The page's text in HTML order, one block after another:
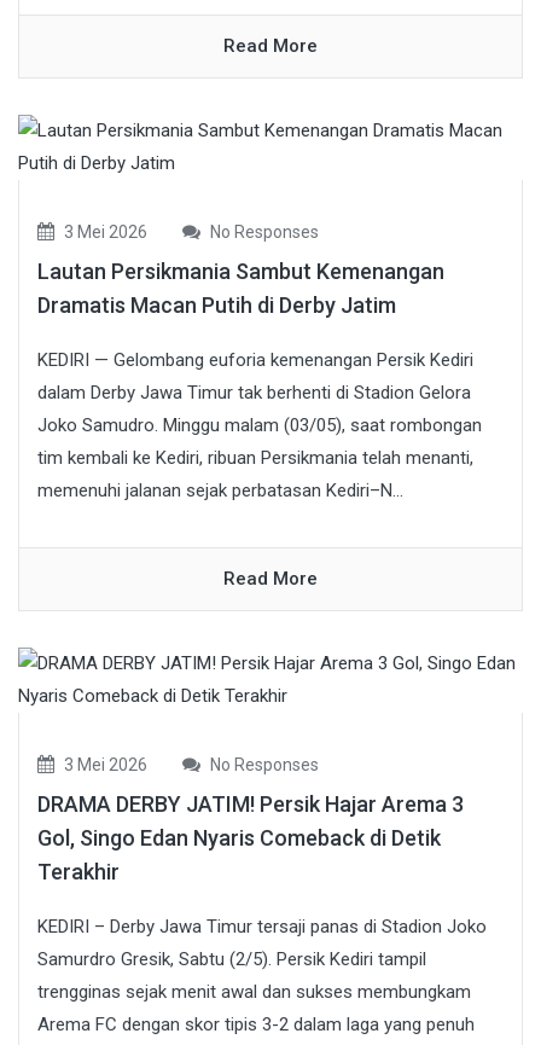
Read More
3 Mei 2026 No Responses
Lautan Persikmania Sambut Kemenangan
Dramatis Macan Putih di Derby Jatim
KEDIRI — Gelombang euforia kemenangan Persik Kediri
dalam Derby Jawa Timur tak berhenti di Stadion Gelora
Joko Samudro. Minggu malam (03/05), saat rombongan
tim kembali ke Kediri, ribuan Persikmania telah menanti,
memenuhi jalanan sejak perbatasan Kediri–N...
Read More
3 Mei 2026 No Responses
DRAMA DERBY JATIM! Persik Hajar Arema 3
Gol, Singo Edan Nyaris Comeback di Detik
Terakhir
KEDIRI – Derby Jawa Timur tersaji panas di Stadion Joko
Samurdro Gresik, Sabtu (2/5). Persik Kediri tampil
trengginas sejak menit awal dan sukses membungkam
Arema FC dengan skor tipis 3-2 dalam laga yang penuh